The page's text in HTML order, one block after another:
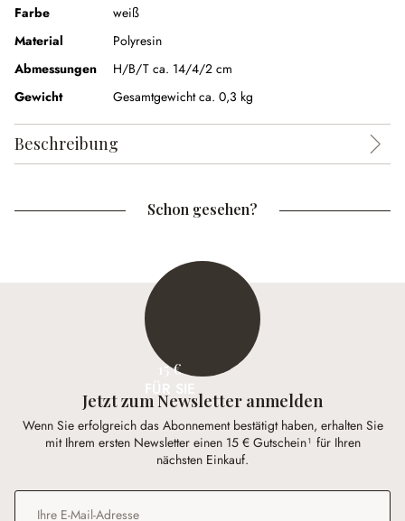
Farbe
weiß
Material
Polyresin
Abmessungen
H/B/T ca. 14/4/2 cm
Gewicht
Gesamtgewicht ca. 0,3 kg
Beschreibung
Schon gesehen?
15 €
Jetzt zum Newsletter anmelden
Wenn Sie erfolgreich das Abonnement bestätigt haben, erhalten Sie
mit Ihrem ersten Newsletter einen 15 € Gutschein¹ für Ihren
nächsten Einkauf.
E-Mail-Adresse